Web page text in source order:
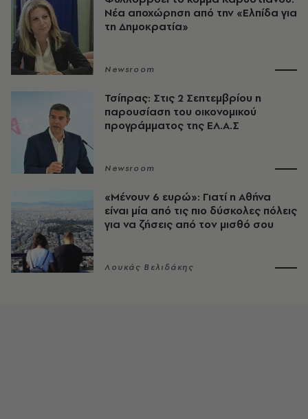
Νέα αποχώρηση από την «Ελπίδα για
τη Δημοκρατία»
Newsroom
Τσίπρας: Στις 2 Σεπτεμβρίου η
παρουσίαση του οικονομικού
προγράμματος της ΕΛ.Α.Σ
Newsroom
«Μένουν 6 ευρώ»: Γιατί η Αθήνα
είναι μία από τις πιο δύσκολες πόλεις
για να ζήσεις από τον μισθό σου
Λουκάς Βελιδάκης